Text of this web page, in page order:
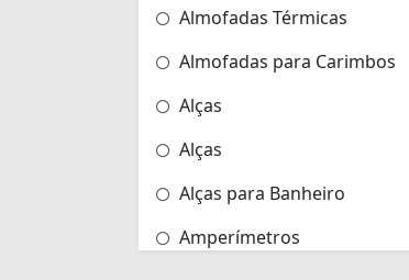
Almofadas Térmicas
Almofadas para Carimbos
Alças
Alças
Alças para Banheiro
Amperímetros